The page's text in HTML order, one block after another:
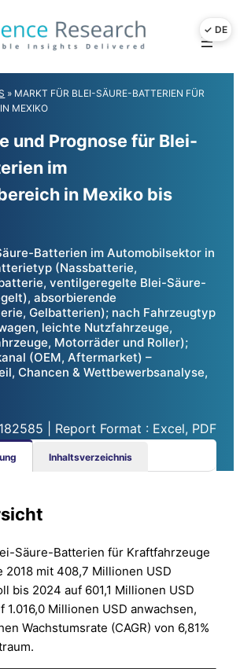
» MARKT FÜR BLEI-SÄURE-BATTERIEN FÜR
MEXIKO
und Prognose für Blei-
im
in Mexiko bis
Batterien im Automobilsektor in
(Nassbatterie,
ventilgeregelte Blei-Säure-
absorbierende
Gelbatterien); nach Fahrzeugtyp
leichte Nutzfahrzeuge,
Motorräder und Roller);
(OEM, Aftermarket) –
Chancen & Wettbewerbsanalyse,
| Report Format : Excel, PDF
Inhaltsverzeichnis
Säure-Batterien für Kraftfahrzeuge
2018 mit 408,7 Millionen USD
bis 2024 auf 601,1 Millionen USD
1.016,0 Millionen USD anwachsen,
Wachstumsrate (CAGR) von 6,81%